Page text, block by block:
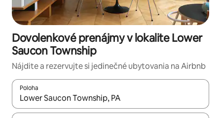
Dovolenkové prenájmy v lokalite Lower
Saucon Township
Nájdite a rezervujte si jedinečné ubytovania na Airbnb
Poloha
Keď budú výsledky k dispozícii, môžete si ich prechádzať